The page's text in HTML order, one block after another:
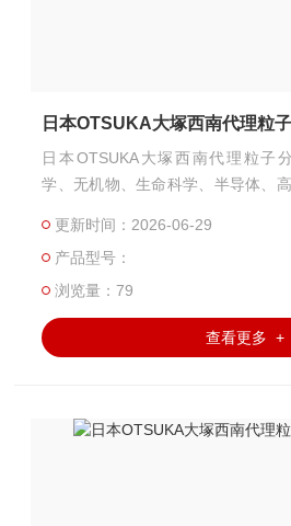
日本OTSUKA大塚西南代理粒
日本OTSUKA大塚西南代理粒子
学、无机物、生命科学、半导体、
的表面科学的基础研究和应用研究。
更新时间：2026-06-29
产品型号：
浏览量：79
查看更多 +